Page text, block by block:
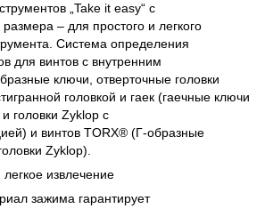
„Take it easy“ с
– для простого и легкого
Система определения
для винтов с внутренним
ключи, отверточные головки
головкой и гаек (гаечные ключи
головки Zyklop с
и винтов TORX® (Г-образные
Zyklop).
извлечение
зажима гарантирует